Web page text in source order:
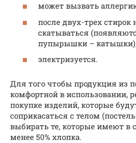
может вызвать
после двух-трех стирок
скатываться
пупырышки –
электризуется.
Для того чтобы продукция из
комфортной в использовании,
покупке изделий, которые
соприкасаться с телом
выбирать те, которые имеют в
менее 50% хлопка.